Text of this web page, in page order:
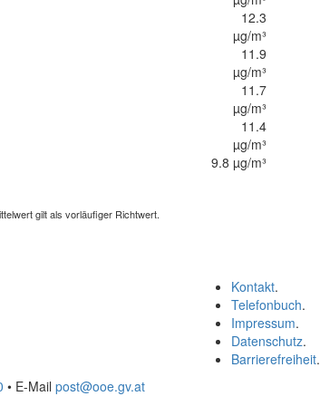
12.3
µg/m³
11.9
µg/m³
11.7
µg/m³
11.4
µg/m³
9.8 µg/m³
gilt als vorläufiger Richtwert.
Kontakt.
Telefonbuch.
Impressum.
Datenschutz.
Barrierefreiheit.
• E-Mail post@ooe.gv.at